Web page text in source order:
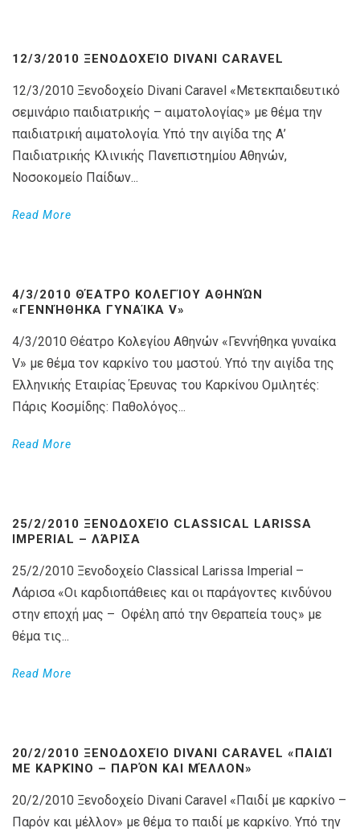
12/3/2010 ΞΕΝΟΔΟΧΕΊΟ DIVANI CARAVEL
12/3/2010 Ξενοδοχείο Divani Caravel «Μετεκπαιδευτικό
σεμινάριο παιδιατρικής – αιματολογίας» με θέμα την
παιδιατρική αιματολογία. Υπό την αιγίδα της Α’
Παιδιατρικής Κλινικής Πανεπιστημίου Αθηνών,
Νοσοκομείο Παίδων...
Read More
4/3/2010 ΘΈΑΤΡΟ ΚΟΛΕΓΊΟΥ ΑΘΗΝΏΝ
«ΓΕΝΝΉΘΗΚΑ ΓΥΝΑΊΚΑ V»
4/3/2010 Θέατρο Κολεγίου Αθηνών «Γεννήθηκα γυναίκα
V» με θέμα τον καρκίνο του μαστού. Υπό την αιγίδα της
Ελληνικής Εταιρίας Έρευνας του Καρκίνου Ομιλητές:
Πάρις Κοσμίδης: Παθολόγος...
Read More
25/2/2010 ΞΕΝΟΔΟΧΕΊΟ CLASSICAL LARISSA
IMPERIAL – ΛΆΡΙΣΑ
25/2/2010 Ξενοδοχείο Classical Larissa Imperial –
Λάρισα «Οι καρδιοπάθειες και οι παράγοντες κινδύνου
στην εποχή μας – Οφέλη από την Θεραπεία τους» με
θέμα τις...
Read More
20/2/2010 ΞΕΝΟΔΟΧΕΊΟ DIVANI CARAVEL «ΠΑΙΔΊ
ΜΕ ΚΑΡΚΊΝΟ – ΠΑΡΌΝ ΚΑΙ ΜΈΛΛΟΝ»
20/2/2010 Ξενοδοχείο Divani Caravel «Παιδί με καρκίνο –
Παρόν και μέλλον» με θέμα το παιδί με καρκίνο. Υπό την